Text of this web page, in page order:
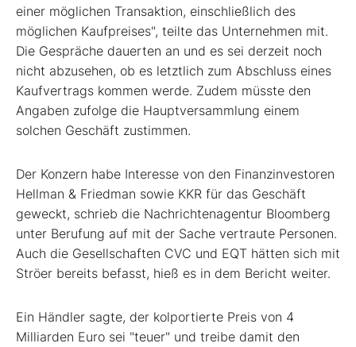
einer möglichen Transaktion, einschließlich des
möglichen Kaufpreises", teilte das Unternehmen mit.
Die Gespräche dauerten an und es sei derzeit noch
nicht abzusehen, ob es letztlich zum Abschluss eines
Kaufvertrags kommen werde. Zudem müsste den
Angaben zufolge die Hauptversammlung einem
solchen Geschäft zustimmen.
Der Konzern habe Interesse von den Finanzinvestoren
Hellman & Friedman sowie KKR für das Geschäft
geweckt, schrieb die Nachrichtenagentur Bloomberg
unter Berufung auf mit der Sache vertraute Personen.
Auch die Gesellschaften CVC und EQT hätten sich mit
Ströer bereits befasst, hieß es in dem Bericht weiter.
Ein Händler sagte, der kolportierte Preis von 4
Milliarden Euro sei "teuer" und treibe damit den